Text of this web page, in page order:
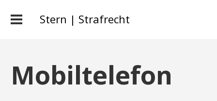
Stern | Strafrecht
Mobiltelefon